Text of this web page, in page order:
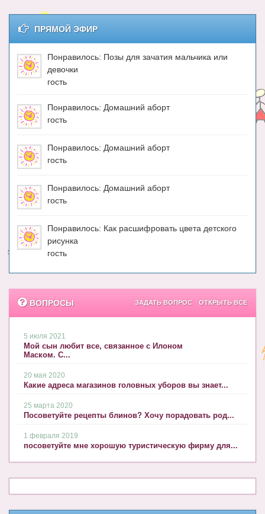
О проекте
Сотрудничество. Авторам
ПРЯМОЙ ЭФИР
Понравилось: Позы для зачатия мальчика или
девочки
гость
Понравилось: Домашний аборт
гость
Понравилось: Домашний аборт
гость
Понравилось: Домашний аборт
гость
Понравилось: Как расшифровать цвета детского
рисунка
гость
ВОПРОСЫ ОТКРЫТЬ ВСЕ
ЗАДАТЬ ВОПРОС
5 июля 2021
Мой сын любит все, связанное с Илоном
Маском. С...
20 мая 2020
Какие адреса магазинов головных уборов вы знает...
25 марта 2020
Посоветуйте рецепты блинов? Хочу порадовать род...
1 февраля 2019
посоветуйте мне хорошую туристическую фирму для...